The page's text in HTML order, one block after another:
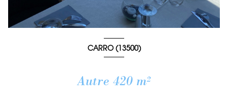
CARRO (13500)
Autre 420 m²